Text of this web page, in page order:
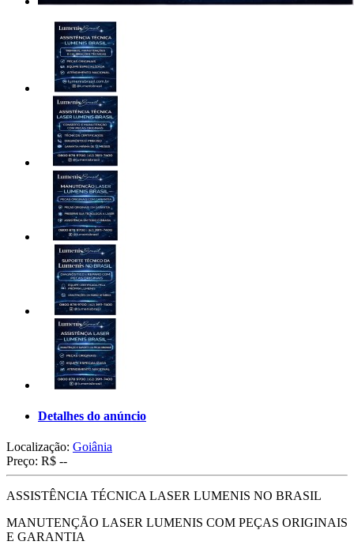
Detalhes do anúncio
Localização: Goiânia
Preço: R$ --
ASSISTÊNCIA TÉCNICA LASER LUMENIS NO BRASIL
MANUTENÇÃO LASER LUMENIS COM PEÇAS ORIGINAIS
E GARANTIA